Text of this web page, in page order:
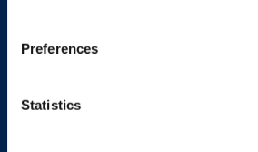
Preferences
Statistics